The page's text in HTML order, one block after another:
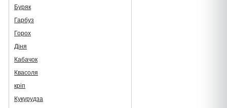
Буряк
Гарбуз
Горох
Діня
Кабачок
Квасоля
кріп
Кукурудза